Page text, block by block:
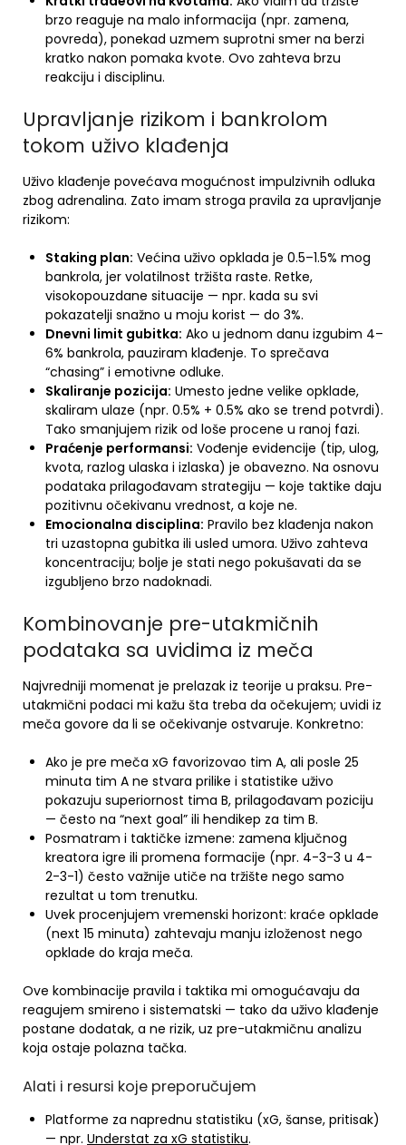
brzo reaguje na malo informacija (npr. zamena,
povreda), ponekad uzmem suprotni smer na berzi
kratko nakon pomaka kvote. Ovo zahteva brzu
reakciju i disciplinu.
Upravljanje rizikom i bankrolom
tokom uživo klađenja
Uživo klađenje povećava mogućnost impulzivnih odluka
zbog adrenalina. Zato imam stroga pravila za upravljanje
rizikom:
Staking plan: Većina uživo opklada je 0.5–1.5% mog
bankrola, jer volatilnost tržišta raste. Retke,
visokopouzdane situacije — npr. kada su svi
pokazatelji snažno u moju korist — do 3%.
Dnevni limit gubitka: Ako u jednom danu izgubim 4–
6% bankrola, pauziram klađenje. To sprečava
“chasing” i emotivne odluke.
Skaliranje pozicija: Umesto jedne velike opklade,
skaliram ulaze (npr. 0.5% + 0.5% ako se trend potvrdi).
Tako smanjujem rizik od loše procene u ranoj fazi.
Praćenje performansi: Vođenje evidencije (tip, ulog,
kvota, razlog ulaska i izlaska) je obavezno. Na osnovu
podataka prilagođavam strategiju — koje taktike daju
pozitivnu očekivanu vrednost, a koje ne.
Emocionalna disciplina: Pravilo bez klađenja nakon
tri uzastopna gubitka ili usled umora. Uživo zahteva
koncentraciju; bolje je stati nego pokušavati da se
izgubljeno brzo nadoknadi.
Kombinovanje pre-utakmičnih
podataka sa uvidima iz meča
Najvredniji momenat je prelazak iz teorije u praksu. Pre-
utakmični podaci mi kažu šta treba da očekujem; uvidi iz
meča govore da li se očekivanje ostvaruje. Konkretno:
Ako je pre meča xG favorizovao tim A, ali posle 25
minuta tim A ne stvara prilike i statistike uživo
pokazuju superiornost tima B, prilagođavam poziciju
— često na “next goal” ili hendikep za tim B.
Posmatram i taktičke izmene: zamena ključnog
kreatora igre ili promena formacije (npr. 4-3-3 u 4-
2-3-1) često važnije utiče na tržište nego samo
rezultat u tom trenutku.
Uvek procenjujem vremenski horizont: kraće opklade
(next 15 minuta) zahtevaju manju izloženost nego
opklade do kraja meča.
Ove kombinacije pravila i taktika mi omogućavaju da
reagujem smireno i sistematski — tako da uživo klađenje
postane dodatak, a ne rizik, uz pre-utakmičnu analizu
koja ostaje polazna tačka.
Alati i resursi koje preporučujem
Platforme za naprednu statistiku (xG, šanse, pritisak)
— npr. Understat za xG statistiku.